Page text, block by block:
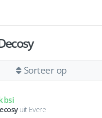
Sorteer op
bsi
uit Evere